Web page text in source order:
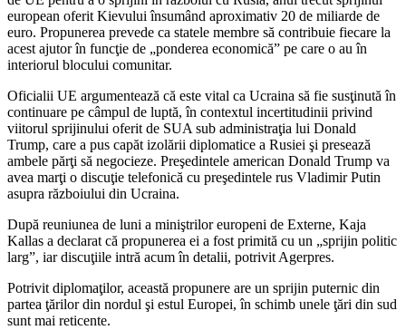
european oferit Kievului însumând aproximativ 20 de miliarde de
euro. Propunerea prevede ca statele membre să contribuie fiecare la
acest ajutor în funcţie de „ponderea economică” pe care o au în
interiorul blocului comunitar.
Oficialii UE argumentează că este vital ca Ucraina să fie susţinută în
continuare pe câmpul de luptă, în contextul incertitudinii privind
viitorul sprijinului oferit de SUA sub administraţia lui Donald
Trump, care a pus capăt izolării diplomatice a Rusiei şi presează
ambele părţi să negocieze. Preşedintele american Donald Trump va
avea marţi o discuţie telefonică cu preşedintele rus Vladimir Putin
asupra războiului din Ucraina.
După reuniunea de luni a miniştrilor europeni de Externe, Kaja
Kallas a declarat că propunerea ei a fost primită cu un „sprijin politic
larg”, iar discuţiile intră acum în detalii, potrivit Agerpres.
Potrivit diplomaţilor, această propunere are un sprijin puternic din
partea ţărilor din nordul şi estul Europei, în schimb unele ţări din sud
sunt mai reticente.